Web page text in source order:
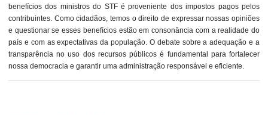
benefícios dos ministros do STF é proveniente dos impostos pagos pelos
contribuintes. Como cidadãos, temos o direito de expressar nossas opiniões
e questionar se esses benefícios estão em consonância com a realidade do
país e com as expectativas da população. O debate sobre a adequação e a
transparência no uso dos recursos públicos é fundamental para fortalecer
nossa democracia e garantir uma administração responsável e eficiente.